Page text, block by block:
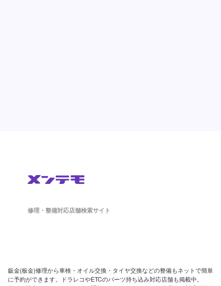
修理・整備対応店舗検索サイト
鈑金(板金)修理から車検・オイル交換・タイヤ交換などの整備もネットで簡単
に予約ができます。ドラレコやETCのパーツ持ち込み対応店舗も掲載中。